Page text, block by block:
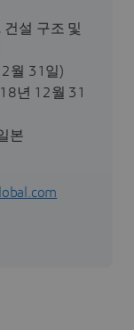
건설 구조 및
월 31일)
년 12월 31
본